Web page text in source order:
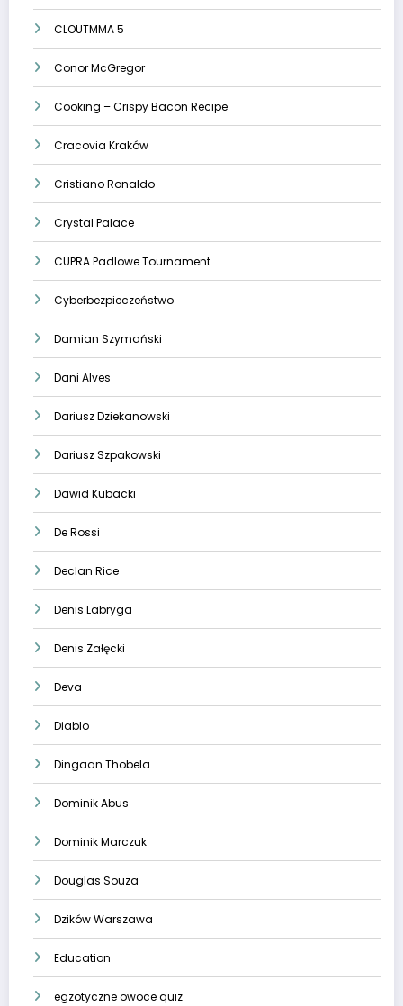
CLOUTMMA 5
Conor McGregor
Cooking – Crispy Bacon Recipe
Cracovia Kraków
Cristiano Ronaldo
Crystal Palace
CUPRA Padlowe Tournament
Cyberbezpieczeństwo
Damian Szymański
Dani Alves
Dariusz Dziekanowski
Dariusz Szpakowski
Dawid Kubacki
De Rossi
Declan Rice
Denis Labryga
Denis Załęcki
Deva
Diablo
Dingaan Thobela
Dominik Abus
Dominik Marczuk
Douglas Souza
Dzików Warszawa
Education
egzotyczne owoce quiz